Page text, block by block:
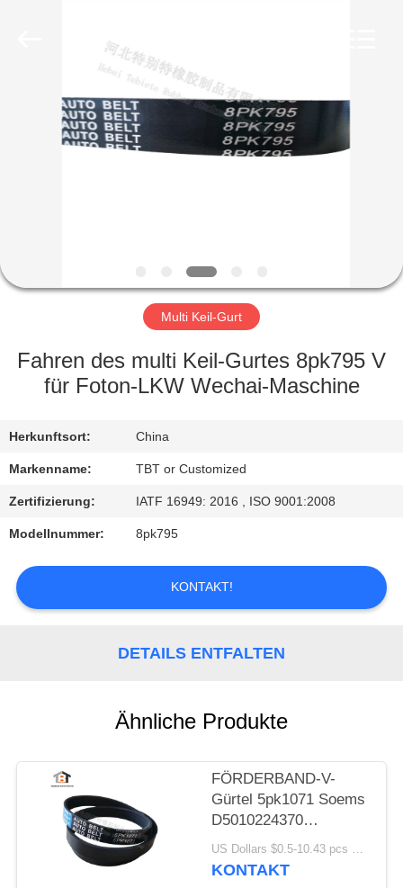
HAUS
PRODUKTE
FABRIK-
QUALITÄTSKONTROLLE
TRETEN
SIE
MIT
UNS
VERBINDUNG
NACHRICHTEN
Multi Keil-Gurt
Fahren des multi Keil-Gurtes 8pk795 V
für Foton-LKW Wechai-Maschine
Herkunftsort: China
Markenname: TBT or Customized
Zertifizierung: IATF 16949: 2016 , ISO 9001:2008
Modellnummer: 8pk795
KONTAKT!
DETAILS ENTFALTEN
Ähnliche Produkte
FÖRDERBAND-V-
Gürtel 5pk1071 Soems
D5010224370
Multifunktions
US Dollars $0.5-10.43 pcs MOQ:50 Stücke
KONTAKT